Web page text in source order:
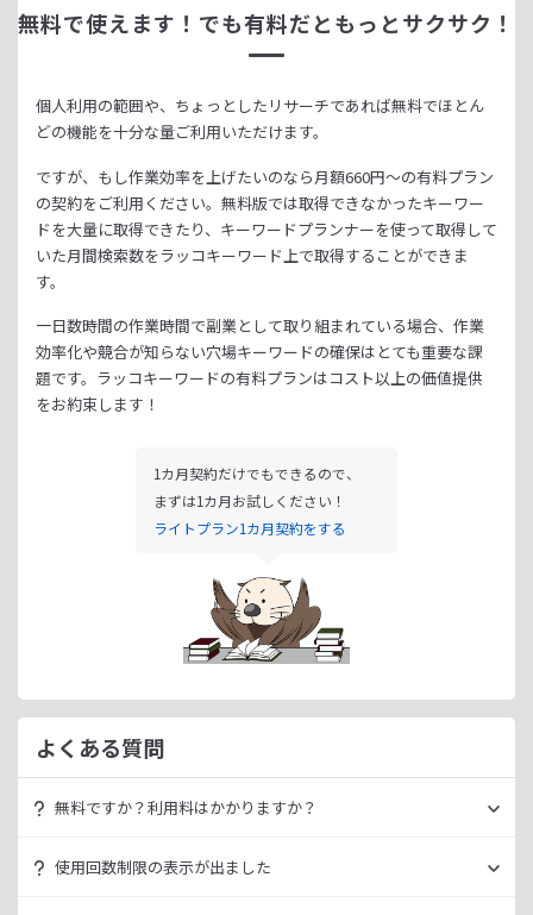
無料で使えます！ でも有料だともっとサクサク！
個人利用の範囲や、ちょっとしたリサーチであれば無料でほとん
どの機能を十分な量ご利用いただけます。
ですが、もし作業効率を上げたいのなら月額660円～の有料プラン
の契約をご利用ください。 無料版では取得できなかったキーワー
ドを大量に取得できたり、 キーワードプランナーを使って取得して
いた月間検索数をラッコキーワード上で取得することができま
す。
一日数時間の作業時間で副業として取り組まれている場合、 作業
効率化や競合が知らない穴場キーワードの確保はとても重要な課
題です。 ラッコキーワードの有料プランはコスト以上の価値提供
をお約束します！
1カ月契約だけでもできるので、
まずは1カ月お試しください！
ライトプラン1カ月契約をする
よくある質問
無料ですか？利用料はかかりますか？
いきなり課金されるようなことはございませんので、安心し
使用回数制限の表示が出ました